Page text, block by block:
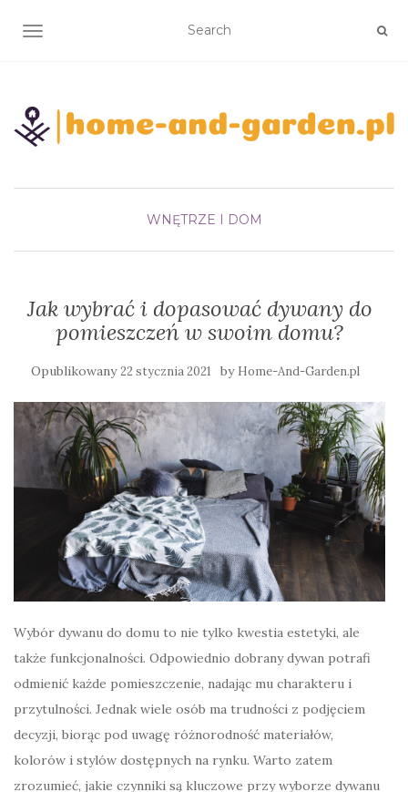
TOGGLE NAVIGATION
WNĘTRZE I DOM
Jak wybrać i dopasować dywany do
pomieszczeń w swoim domu?
Opublikowany22 stycznia 2021 by Home-And-Garden.pl
Wybór dywanu do domu to nie tylko kwestia estetyki, ale
także funkcjonalności. Odpowiednio dobrany dywan potrafi
odmienić każde pomieszczenie, nadając mu charakteru i
przytulności. Jednak wiele osób ma trudności z podjęciem
decyzji, biorąc pod uwagę różnorodność materiałów,
kolorów i stylów dostępnych na rynku. Warto zatem
zrozumieć, jakie czynniki są kluczowe przy wyborze dywanu